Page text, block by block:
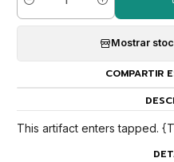
Cantidad
Mostrar
COMPARTIR
This artifact enters tapped.